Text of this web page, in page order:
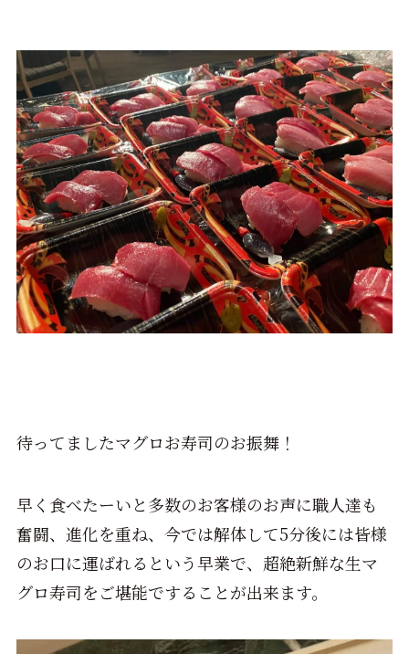
待ってましたマグロお寿司のお振舞！
早く食べたーいと多数のお客様のお声に職人達も
奮闘、進化を重ね、今では解体して5分後には皆様
のお口に運ばれるという早業で、超絶新鮮な生マ
グロ寿司をご堪能ですることが出来ます。